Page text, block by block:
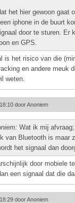
het hier gewoon gaat
iphone in de buurt
door te sturen. Er
en GPS.
is het risico van die
en andere meuk
weten.
doorAnoniem
Wat ik mij
van Bluetooth is maar
het signaal dan
door mobiele
een signaal dat die
doorAnoniem